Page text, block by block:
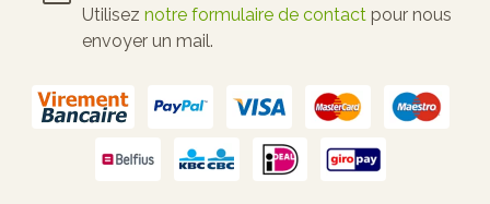
Utilisez notre formulaire de contact pour nous
envoyer un mail.